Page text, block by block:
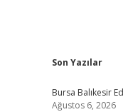
Son Yazılar
Bursa Balıkesir
Ağustos 6, 2026